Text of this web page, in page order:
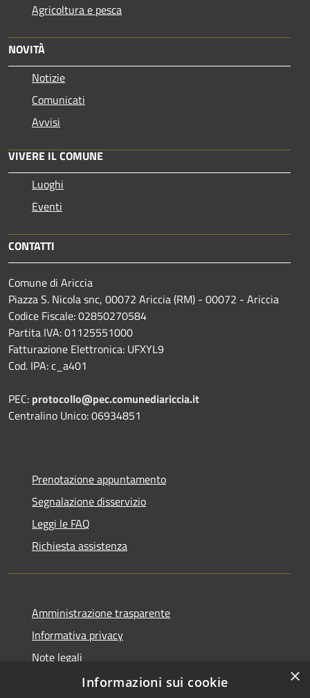
Agricoltura e pesca
NOVITÀ
Notizie
Comunicati
Avvisi
VIVERE IL COMUNE
Luoghi
Eventi
CONTATTI
Comune di Ariccia
Piazza S. Nicola snc, 00072 Ariccia (RM) - 00072 - Ariccia
Codice Fiscale: 02850270584
Partita IVA: 01125551000
Fatturazione Elettronica: UFXYL9
Cod. IPA: c_a401
PEC: protocollo@pec.comunediariccia.it
Centralino Unico: 06934851
Prenotazione appuntamento
Segnalazione disservizio
Leggi le FAQ
Richiesta assistenza
Amministrazione trasparente
Informativa privacy
Note legali
Dichiarazione di accessibilità
×
Informazioni sui cookie